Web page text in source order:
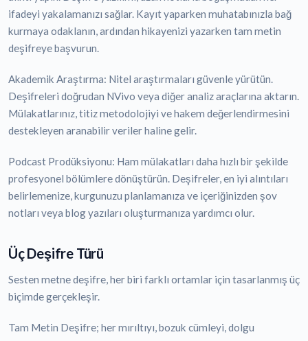
ifadeyi yakalamanızı sağlar. Kayıt yaparken muhatabınızla bağ
kurmaya odaklanın, ardından hikayenizi yazarken tam metin
deşifreye başvurun.
Akademik Araştırma: Nitel araştırmaları güvenle yürütün.
Deşifreleri doğrudan NVivo veya diğer analiz araçlarına aktarın.
Mülakatlarınız, titiz metodolojiyi ve hakem değerlendirmesini
destekleyen aranabilir veriler haline gelir.
Podcast Prodüksiyonu: Ham mülakatları daha hızlı bir şekilde
profesyonel bölümlere dönüştürün. Deşifreler, en iyi alıntıları
belirlemenize, kurgunuzu planlamanıza ve içeriğinizden şov
notları veya blog yazıları oluşturmanıza yardımcı olur.
Üç Deşifre Türü
Sesten metne deşifre, her biri farklı ortamlar için tasarlanmış üç
biçimde gerçekleşir.
Tam Metin Deşifre; her mırıltıyı, bozuk cümleyi, dolgu